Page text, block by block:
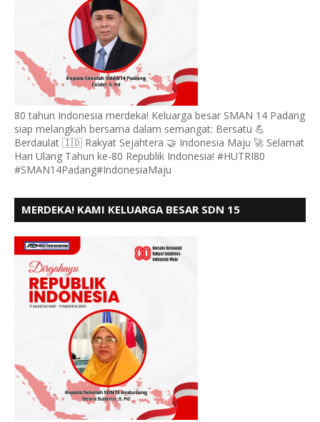
80 tahun Indonesia merdeka! Keluarga besar SMAN 14 Padang
siap melangkah bersama dalam semangat: Bersatu 💪
Berdaulat 🇮🇩 Rakyat Sejahtera 🤝 Indonesia Maju 🚀 Selamat
Hari Ulang Tahun ke-80 Republik Indonesia! #HUTRI80
#SMAN14Padang#IndonesiaMaju
MERDEKA! KAMI KELUARGA BESAR SDN 15